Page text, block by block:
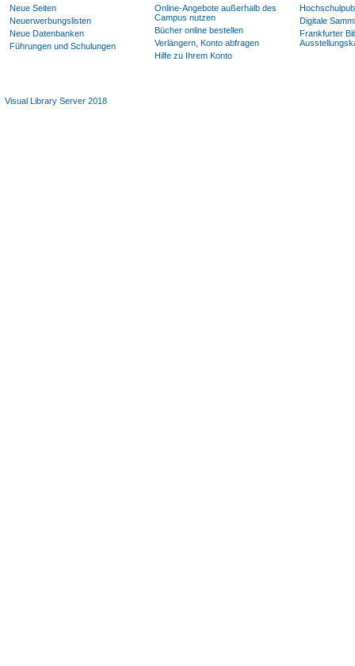
Neue Seiten
Neuerwerbungslisten
Neue Datenbanken
Führungen und Schulungen
Online-Angebote außerhalb des
Campus nutzen
Bücher online bestellen
Verlängern, Konto abfragen
Hilfe zu Ihrem Konto
Digitale
Frankfurter
Visual Library Server 2018